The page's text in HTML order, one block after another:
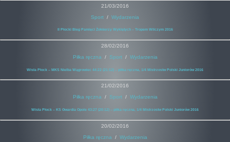
21/03/2016
Sport / Wydarzenia
II Płocki Bieg Pamięci Żołnierzy Wyklętych – Tropem Wilczym 2016
28/02/2016
Piłka ręczna / Sport / Wydarzenia
Wisła Płock – MKS Nielba Wągrowiec 44:22 (21:12) – piłka ręczna, 1/4 Mistrzostw Polski Juniorów 2016
21/02/2016
Piłka ręczna / Sport/ Wydarzenia
Wisła Płock – KS Gwardia Opole 43:27 (20:12) – piłka ręczna, 1/4 Mistrzostw Polski Juniorów 2016
20/02/2016
Piłka ręczna / Wydarzenia